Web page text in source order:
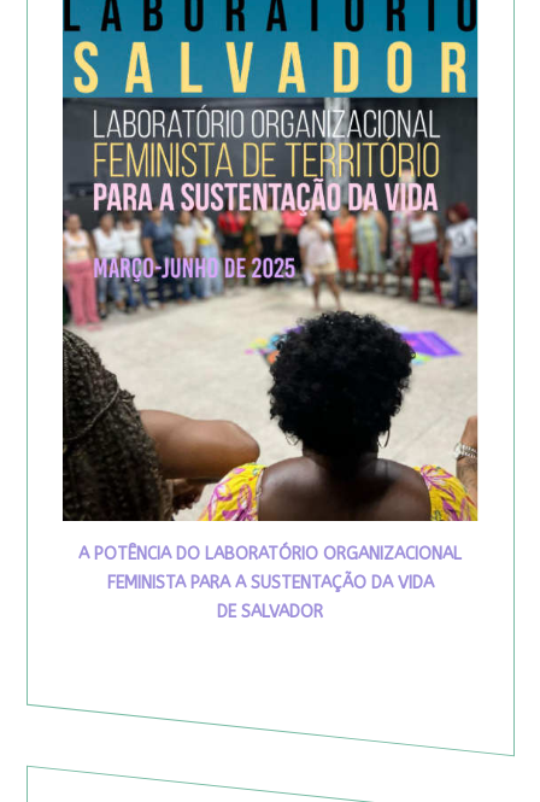
A POTÊNCIA DO LABORATÓRIO ORGANIZACIONAL
FEMINISTA PARA A SUSTENTAÇÃO DA VIDA
DE SALVADOR